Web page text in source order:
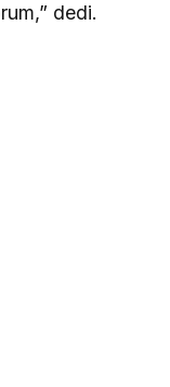
dedi.